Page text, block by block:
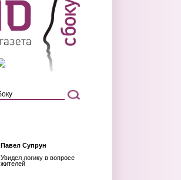
Павел Супрун
Увидел логику в вопросе
жителей